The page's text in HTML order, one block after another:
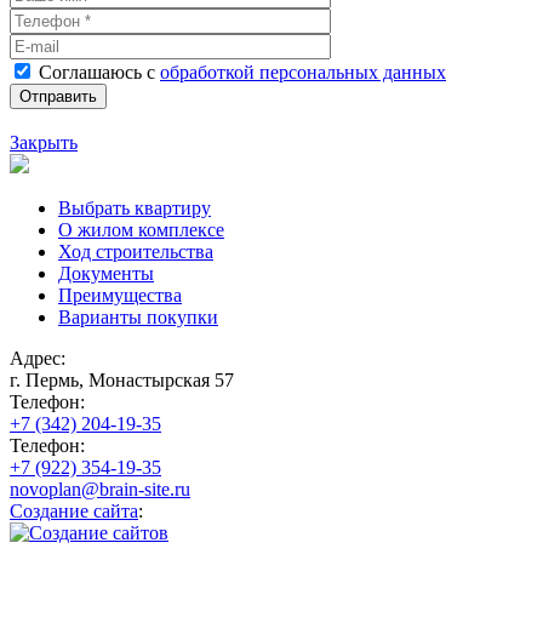
Соглашаюсь с обработкой персональных данных
Закрыть
Выбрать квартиру
О жилом комплексе
Ход строительства
Документы
Преимущества
Варианты покупки
Адрес:
г. Пермь, Монастырская 57
Телефон:
+7 (342) 204-19-35
Телефон:
+7 (922) 354-19-35
novoplan@brain-site.ru
Создание сайта: